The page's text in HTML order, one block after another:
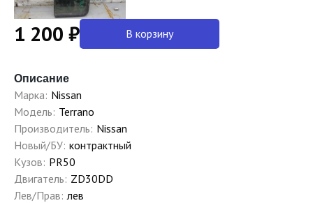
1 200 ₽ В корзину
Описание
Марка: Nissan
Модель: Terrano
Производитель: Nissan
Новый/БУ: контрактный
Кузов: PR50
Двигатель: ZD30DD
Лев/Прав: лев